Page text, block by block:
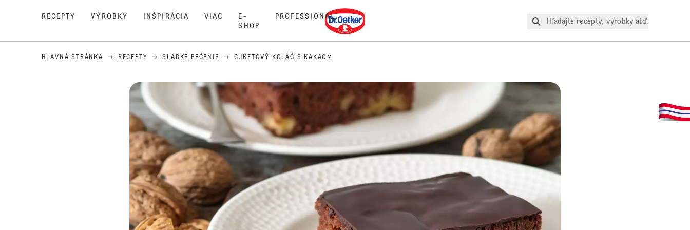
RECEPTY VÝROBKY INŠPIRÁCIA VIAC
E-
SHOP
PROFESSIONAL Dr. Oetker
Hľadajte recepty, výrobky atď.
HLAVNÁ STRÁNKA RECEPTY SLADKÉ PEČENIE CUKETOVÝ KOLÁČ S KAKAOM